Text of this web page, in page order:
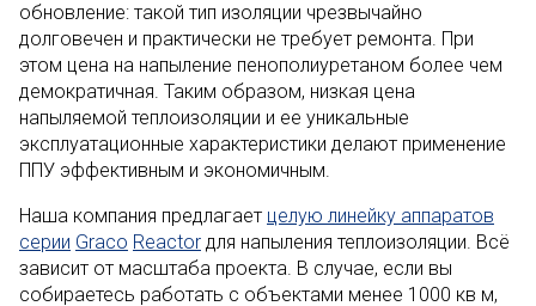
обновление: такой тип изоляции чрезвычайно
долговечен и практически не требует ремонта. При
этом цена на напыление пенополиуретаном более чем
демократичная. Таким образом, низкая цена
напыляемой теплоизоляции и ее уникальные
эксплуатационные характеристики делают применение
ППУ эффективным и экономичным.
Наша компания предлагает целую линейку аппаратов
серии Graco Reactor для напыления теплоизоляции. Всё
зависит от масштаба проекта. В случае, если вы
собираетесь работать с объектами менее 1000 кв м,